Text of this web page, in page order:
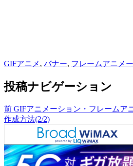
GIFアニメ , バナー, フレームアニメ
投稿ナビゲーション
前 GIFアニメーション・フレームア
作成方法(2/2)